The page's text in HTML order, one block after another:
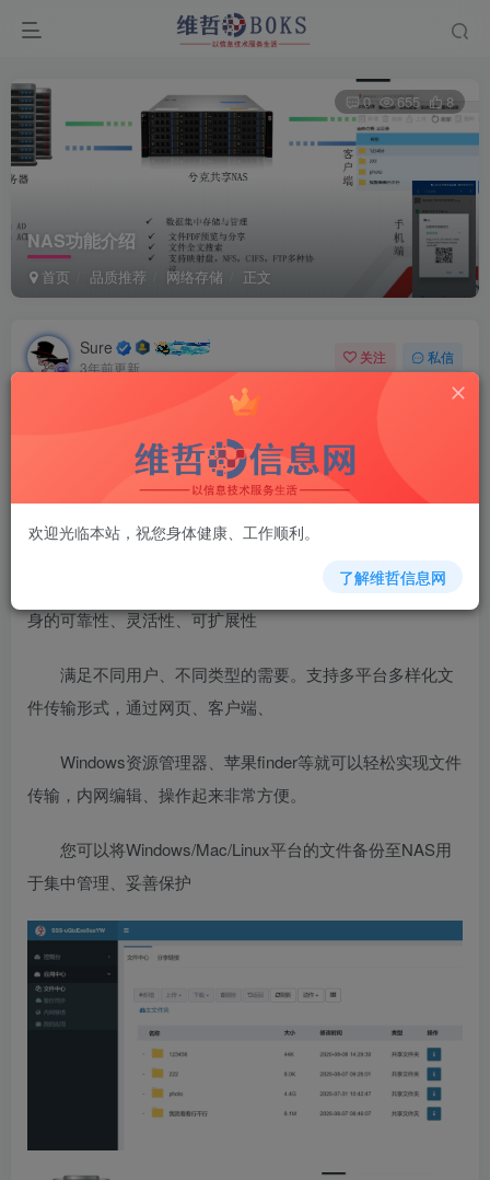
NAS功能介绍
首页 品质推荐 网络存储 正文
0 655 8
Sure
3年前更新
关注 私信
Turn your face to the sun and the shadows fall behind
you.
永远面向阳光，这样你就看不见阴影了
文件共享
兮克NAS存储系统利用超高的性能，方便的部署，以自
身的可靠性、灵活性、可扩展性
满足不同用户、不同类型的需要。支持多平台多样化文
件传输形式，通过网页、客户端、
Windows资源管理器、苹果finder等就可以轻松实现文件
传输，内网编辑、操作起来非常方便。
您可以将Windows/Mac/Linux平台的文件备份至NAS用
于集中管理、妥善保护
欢迎光临本站，祝您身体健康、工作顺利。
了解维哲信息网